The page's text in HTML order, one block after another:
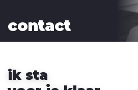
contact
ik sta